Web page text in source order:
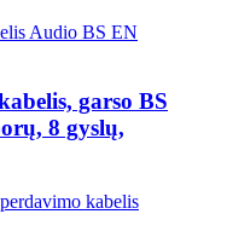
garso BS
8 gyslų,